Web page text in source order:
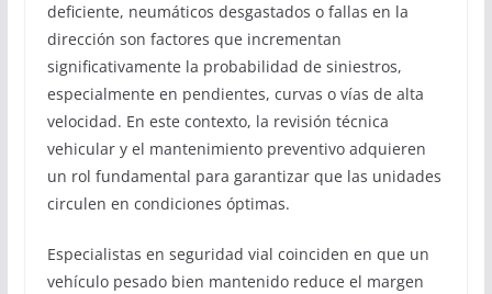
deficiente, neumáticos desgastados o fallas en la
dirección son factores que incrementan
significativamente la probabilidad de siniestros,
especialmente en pendientes, curvas o vías de alta
velocidad. En este contexto, la revisión técnica
vehicular y el mantenimiento preventivo adquieren
un rol fundamental para garantizar que las unidades
circulen en condiciones óptimas.
Especialistas en seguridad vial coinciden en que un
vehículo pesado bien mantenido reduce el margen